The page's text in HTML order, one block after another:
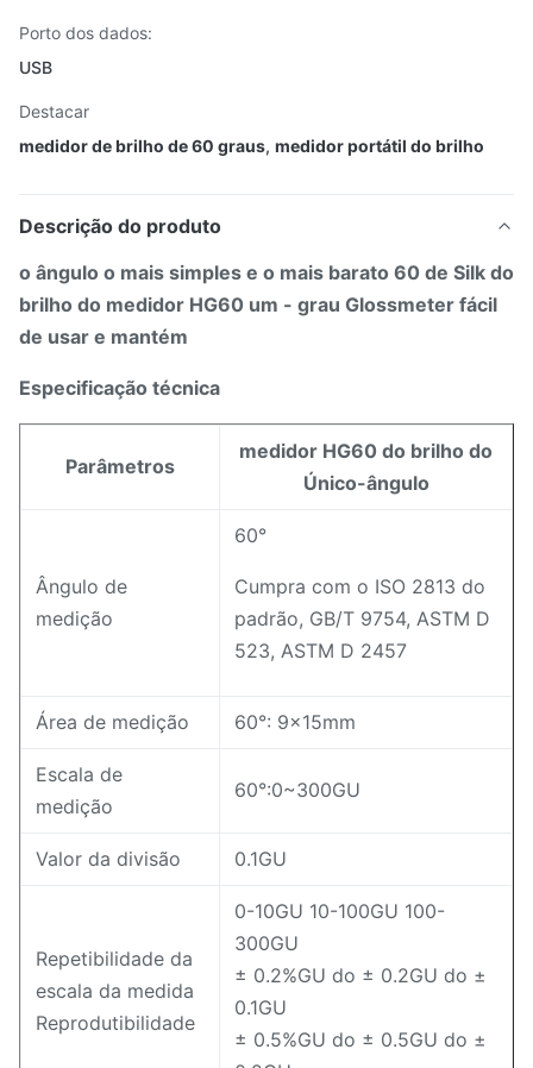
Porto dos dados:
USB
Destacar
medidor de brilho de 60 graus, medidor portátil do brilho
Descrição do produto
o ângulo o mais simples e o mais barato 60 de Silk do
brilho do medidor HG60 um - grau Glossmeter fácil
de usar e mantém
Especificação técnica
Parâmetros
medidor HG60 do brilho do
Único-ângulo
Ângulo de
medição
60°
Cumpra com o ISO 2813 do
padrão, GB/T 9754, ASTM D
523, ASTM D 2457
Área de medição 60°: 9x15mm
Escala de
medição
60°:0~300GU
Valor da divisão 0.1GU
Repetibilidade da
escala da medida
Reprodutibilidade
0-10GU 10-100GU 100-
300GU
± 0.2%GU do ± 0.2GU do ±
0.1GU
± 0.5%GU do ± 0.5GU do ±